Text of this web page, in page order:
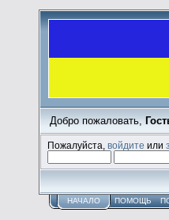
Добро пожаловать,
Пожалуйста,войдите или
НАЧАЛО ПОМОЩЬ